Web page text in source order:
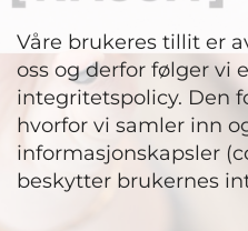
Våre brukeres tillit er
oss og derfor følger vi
integritetspolicy. Den
hvorfor vi samler inn
informasjonskapsler
beskytter brukernes